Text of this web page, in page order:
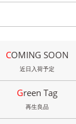
COMING SOON
近日入荷予定
Green Tag
再生良品